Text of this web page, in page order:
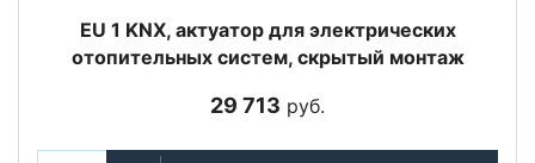
EU 1 KNX, актуатор для электрических
отопительных систем, скрытый монтаж
29 713 руб.